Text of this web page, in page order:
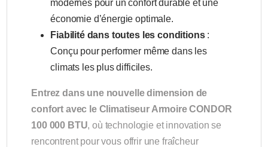
modernes pour un confort durable et une
économie d’énergie optimale.
Fiabilité dans toutes les conditions:
Conçu pour performer même dans les
climats les plus difficiles.
Entrez dans une nouvelle dimension de
confort avec le Climatiseur Armoire CONDOR
100 000 BTU, où technologie et innovation se
rencontrent pour vous offrir une fraîcheur